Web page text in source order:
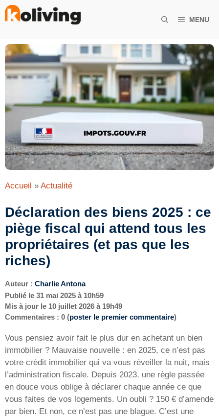
Aller
MENU
Accueil » Actualité
Déclaration des biens 2025 : ce
piège fiscal qui attend tous les
propriétaires (et pas que les
riches)
Auteur : Charlie Antona
Publié le 31 mai 2025 à 10h59
Mis à jour le 10 juillet 2026 à 19h49
Commentaires : 0 (poster le premier commentaire)
Vous pensiez avoir fait le plus dur en achetant un bien
immobilier ? Mauvaise nouvelle : en 2025, ce n’est pas
votre crédit immobilier qui va vous réveiller la nuit, mais
l’administration fiscale. Depuis 2023, une règle passée
en douce vous oblige à déclarer chaque année ce que
vous faites de vos logements. Un oubli ? 150 € d’amende
par bien. Et non, ce n’est pas une blague. C’est une